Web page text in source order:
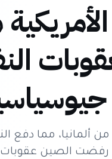
المتحدة 5 آلاف جندي من
رفضت الصين